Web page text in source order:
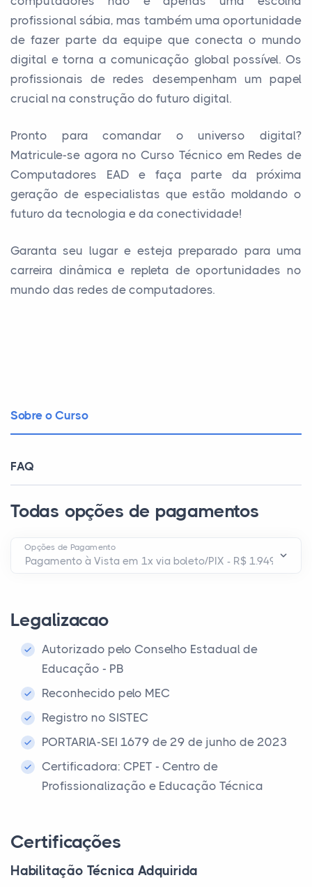
profissional sábia, mas também uma oportunidade
de fazer parte da equipe que conecta o mundo
digital e torna a comunicação global possível. Os
profissionais de redes desempenham um papel
crucial na construção do futuro digital.
Pronto para comandar o universo digital?
Matricule-se agora no Curso Técnico em Redes de
Computadores EAD e faça parte da próxima
geração de especialistas que estão moldando o
futuro da tecnologia e da conectividade!
Garanta seu lugar e esteja preparado para uma
carreira dinâmica e repleta de oportunidades no
mundo das redes de computadores.
Sobre o Curso
FAQ
Todas opções de pagamentos
Opções de Pagamento
Legalizacao
Autorizado pelo Conselho Estadual de
Educação - PB
Reconhecido pelo MEC
Registro no SISTEC
PORTARIA-SEI 1679 de 29 de junho de 2023
Certificadora: CPET - Centro de
Profissionalização e Educação Técnica
Certificações
Habilitação Técnica Adquirida